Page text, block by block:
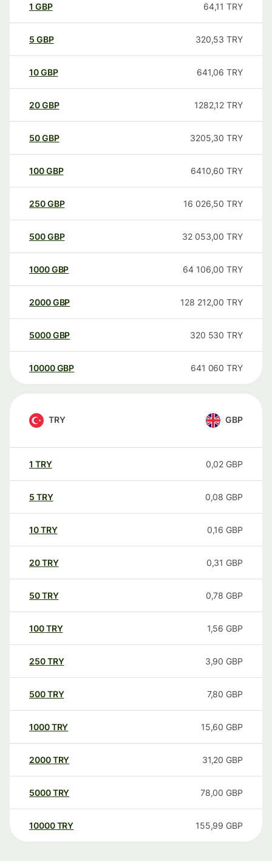
1 GBP 64,11 TRY
5 GBP 320,53 TRY
10GBP 641,06 TRY
20GBP 1282,12 TRY
50GBP 3205,30 TRY
100GBP 6410,60 TRY
250GBP 16 026,50 TRY
500GBP 32 053,00 TRY
1000GBP 64 106,00 TRY
2000GBP 128 212,00 TRY
5000GBP 320 530 TRY
10000 GBP 641 060 TRY
TRY GBP
1 TRY 0,02 GBP
5 TRY 0,08 GBP
10TRY 0,16 GBP
20TRY 0,31 GBP
50TRY 0,78 GBP
100TRY 1,56 GBP
250TRY 3,90 GBP
500TRY 7,80 GBP
1000TRY 15,60 GBP
2000TRY 31,20 GBP
5000TRY 78,00 GBP
10000 TRY 155,99 GBP